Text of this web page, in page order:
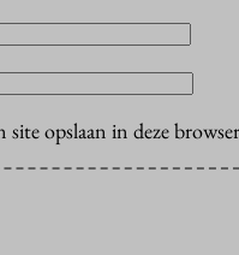
opslaan in deze